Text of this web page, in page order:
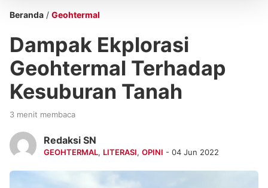
Beranda / Geohtermal
Dampak Ekplorasi
Geohtermal Terhadap
Kesuburan Tanah
3 menit membaca
Redaksi SN
GEOHTERMAL, LITERASI, OPINI - 04 Jun 2022